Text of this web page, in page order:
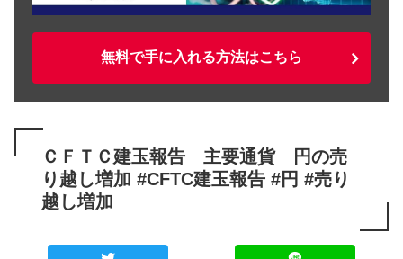
無料で手に入れる方法はこちら
ＣＦＴＣ建玉報告 主要通貨 円の売
り越し増加 #CFTC建玉報告 #円 #売り
越し増加